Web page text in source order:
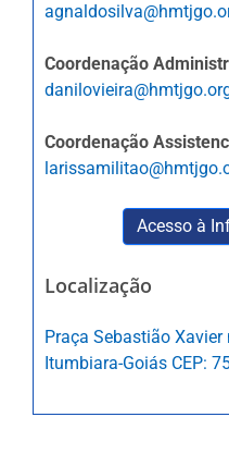
Coordenação
Coordenação
Acesso à
Localização
Praça Sebastião Xavier
Itumbiara-Goiás CEP: